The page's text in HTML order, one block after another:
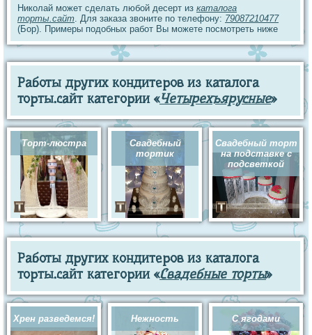
Николай может сделать любой десерт из каталога
торты.сайт. Для заказа звоните по телефону: 79087210477
(Бор). Примеры подобных работ Вы можете посмотреть ниже
Работы других кондитеров из каталога
торты.сайт категории «Четырехъярусные»
Торт-люстра
Свадебный
тортик
Свадебный торт
на подставке с
подсветкой
Работы других кондитеров из каталога
торты.сайт категории «Свадебные торты»
Хрен разведемся! Нежность С ягодами